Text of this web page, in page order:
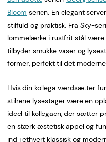
Bloom serien. En elegant
stilfuld og praktisk. Fra Sky-
lommelærke i rustfrit stål være
tilbyder smukke vaser og
former, perfekt til det
Hvis din kollega værdsætter
stilrene lysestager være en
ideel til kollegaen, der sætter
en stærk æstetisk appel og
ind i ethvert klassisk og